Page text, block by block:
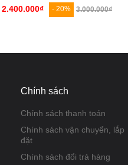
2.400.000₫ - 20% 3.000.000₫
Chính sách
Chính sách thanh toán
Chính sách vận chuyển, lắp
đặt
Chính sách đổi trả hàng